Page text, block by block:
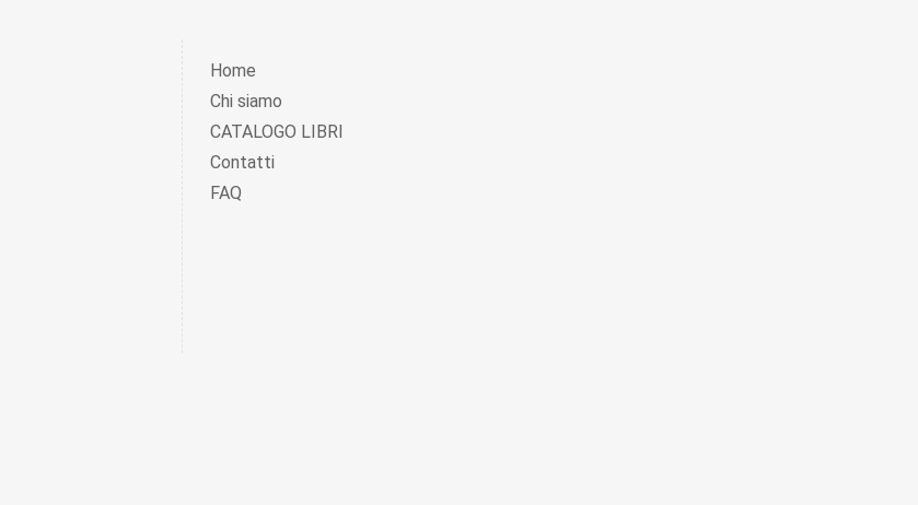
Home
Chi siamo
CATALOGO LIBRI
Contatti
FAQ